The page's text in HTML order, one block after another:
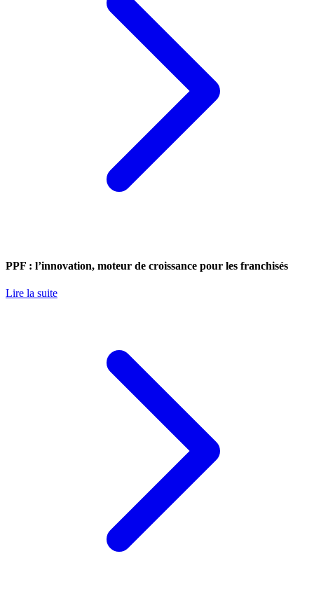
PPF : l’innovation, moteur de croissance pour les franchisés
Lire la suite